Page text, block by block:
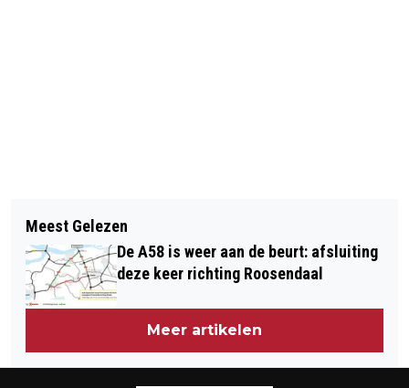
MAN MET ONBEGREPEN GEDRAG
ZORGT VOOR ONRUST IN TILBURG;
POLITIE GRIJPT IN
[FOTOSERIE] 27E EDITIE VAN
VRIENDEN VAN AMSTEL LIVE VAN
START IN ROTTERDAM AHOY
Meest Gelezen
De A58 is weer aan de beurt: afsluiting
deze keer richting Roosendaal
Meer artikelen